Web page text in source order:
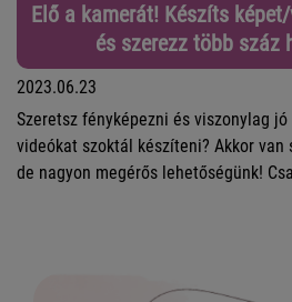
Elő a kamerát! Készíts
és szerezz több száz
2023.06.23
Szeretsz fényképezni és viszonylag
videókat szoktál készíteni? Akkor van
de nagyon megérős lehetőségünk!
készítesz pár képet vagy videót
pedig megajándékozunk több száz